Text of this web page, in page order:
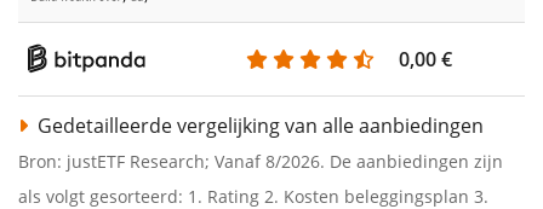
0,00 €
Gedetailleerde vergelijking van alle aanbiedingen
Bron: justETF Research; Vanaf 8/2026. De aanbiedingen zijn
als volgt gesorteerd: 1. Rating 2. Kosten beleggingsplan 3.